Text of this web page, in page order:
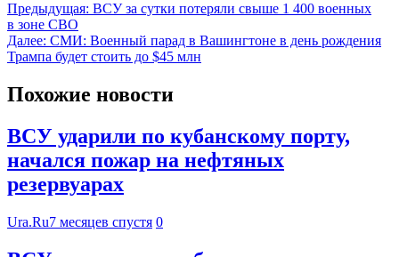
Предыдущая: ВСУ за сутки потеряли свыше 1 400 военных
в зоне СВО
Далее: СМИ: Военный парад в Вашингтоне в день рождения
Трампа будет стоить до $45 млн
Похожие новости
ВСУ ударили по кубанскому порту,
начался пожар на нефтяных
резервуарах
Ura.Ru7 месяцев спустя 0